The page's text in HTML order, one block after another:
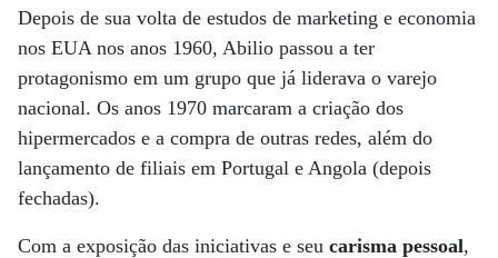
Depois de sua volta de estudos de marketing e economia
nos EUA nos anos 1960, Abilio passou a ter
protagonismo em um grupo que já liderava o varejo
nacional. Os anos 1970 marcaram a criação dos
hipermercados e a compra de outras redes, além do
lançamento de filiais em Portugal e Angola (depois
fechadas).
Com a exposição das iniciativas e seu carisma pessoal,